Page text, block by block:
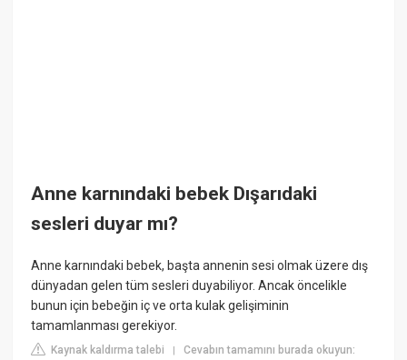
Anne karnındaki bebek Dışarıdaki
sesleri duyar mı?
Anne karnındaki bebek, başta annenin sesi olmak üzere dış
dünyadan gelen tüm sesleri duyabiliyor. Ancak öncelikle
bunun için bebeğin iç ve orta kulak gelişiminin
tamamlanması gerekiyor.
Kaynak kaldırma talebi |Cevabın tamamını burada okuyun: